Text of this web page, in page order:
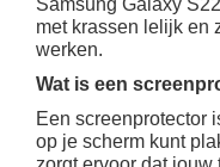
Samsung Galaxy
met krassen lelijk en
werken.
Wat is een
Een screenprotector
op je scherm kunt